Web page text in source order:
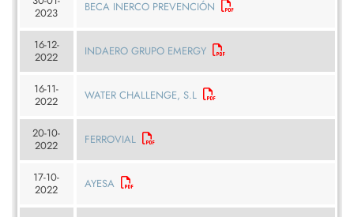
2023
BECA INERCO PREVENCIÓN
16-12-
2022
INDAERO GRUPO EMERGY
16-11-
2022
WATER CHALLENGE, S.L
20-10-
2022
FERROVIAL
17-10-
2022
AYESA